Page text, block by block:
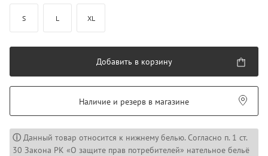
S L XL
Добавить в корзину
Наличие и резерв в магазине
ⓘ Данный товар относится к нижнему белью. Согласно п. 1 ст.
30 Закона РК «О защите прав потребителей» нательное бельё